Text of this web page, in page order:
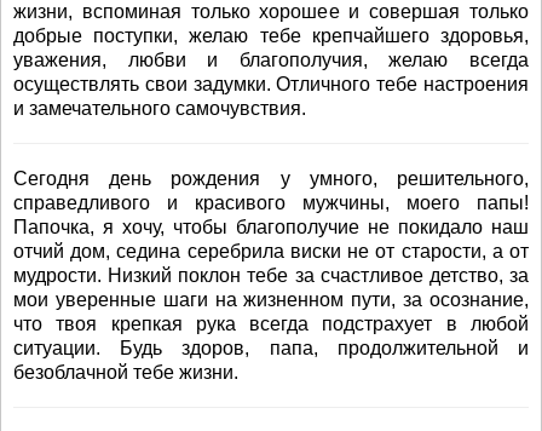
жизни, вспоминая только хорошее и совершая только
добрые поступки, желаю тебе крепчайшего здоровья,
уважения, любви и благополучия, желаю всегда
осуществлять свои задумки. Отличного тебе настроения
и замечательного самочувствия.
Сегодня день рождения у умного, решительного,
справедливого и красивого мужчины, моего папы!
Папочка, я хочу, чтобы благополучие не покидало наш
отчий дом, седина серебрила виски не от старости, а от
мудрости. Низкий поклон тебе за счастливое детство, за
мои уверенные шаги на жизненном пути, за осознание,
что твоя крепкая рука всегда подстрахует в любой
ситуации. Будь здоров, папа, продолжительной и
безоблачной тебе жизни.